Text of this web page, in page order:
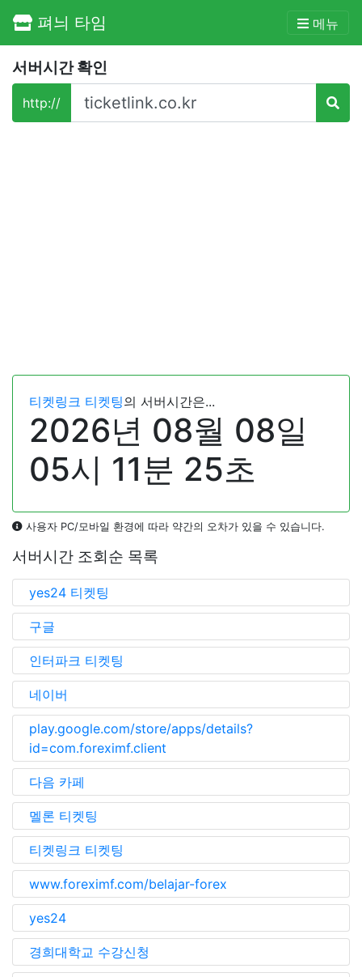
펴늬 타임 메뉴
서버시간 확인
http://
티켓링크 티켓팅의 서버시간은...
2026년 08월 08일
05시 11분 26초
사용자 PC/모바일 환경에 따라 약간의 오차가 있을 수 있습니다.
서버시간 조회순 목록
yes24 티켓팅
구글
인터파크 티켓팅
네이버
play.google.com/store/apps/details?
id=com.foreximf.client
다음 카페
멜론 티켓팅
티켓링크 티켓팅
www.foreximf.com/belajar-forex
yes24
경희대학교 수강신청